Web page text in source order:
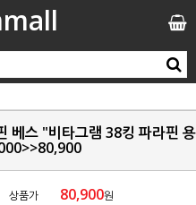
베스 "비타그램 38킹 파라핀 용
상품가 80,900원